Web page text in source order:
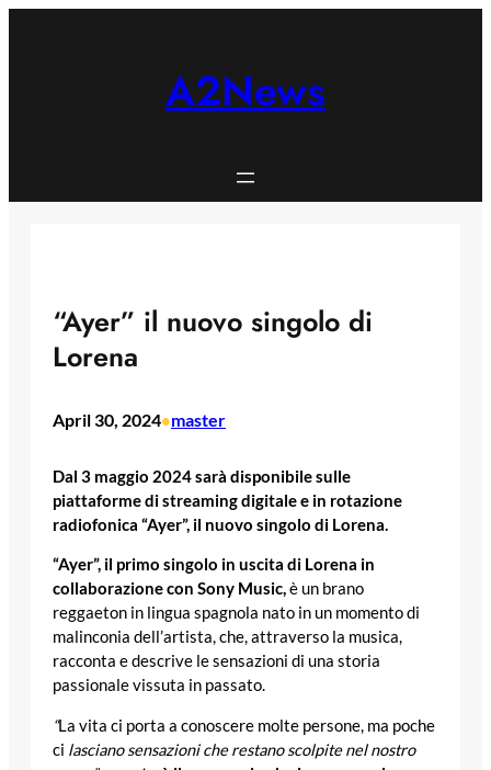
A2News
“Ayer” il nuovo singolo di
Lorena
April 30, 2024•master
Dal 3 maggio 2024 sarà disponibile sulle
piattaforme di streaming digitale e in rotazione
radiofonica “Ayer”, il nuovo singolo di Lorena.
“Ayer”, il primo singolo in uscita di Lorena in
collaborazione con Sony Music,è un brano
reggaeton in lingua spagnola nato in un momento di
malinconia dell’artista, che, attraverso la musica,
racconta e descrive le sensazioni di una storia
passionale vissuta in passato.
“La vita ci porta a conoscere molte persone, ma poche
ci lasciano sensazioni che restano scolpite nel nostro